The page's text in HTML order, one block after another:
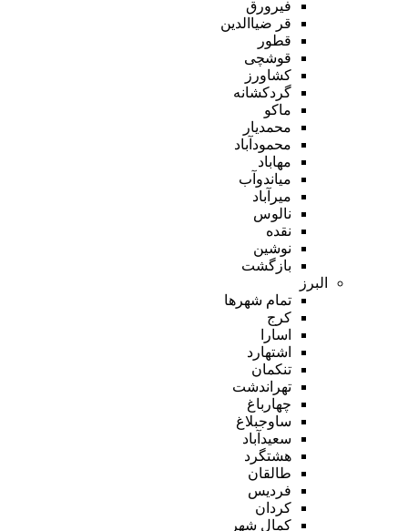
فیرورق
قر ضیاالدین
قطور
قوشچی
کشاورز
گردکشانه
ماکو
محمدیار
محمودآباد
مهاباد
میاندوآب
میرآباد
نالوس
نقده
نوشین
بازگشت
البرز
تمام شهر‌ها
کرج
اسارا
اشتهارد
تنکمان
تهراندشت
چهارباغ
ساوجبلاغ
سعیدآباد
هشتگرد
طالقان
فردیس
کردان
کمال شهر